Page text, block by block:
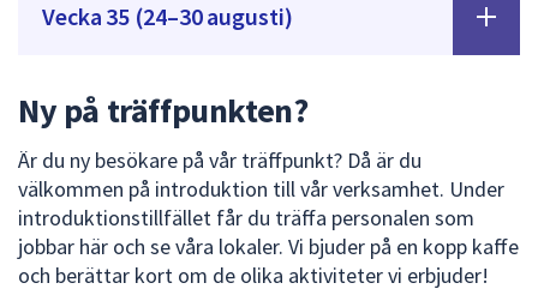
Vecka 35 (24–30 augusti)
Ny på träffpunkten?
Är du ny besökare på vår träffpunkt? Då är du
välkommen på introduktion till vår verksamhet. Under
introduktionstillfället får du träffa personalen som
jobbar här och se våra lokaler. Vi bjuder på en kopp kaffe
och berättar kort om de olika aktiviteter vi erbjuder!